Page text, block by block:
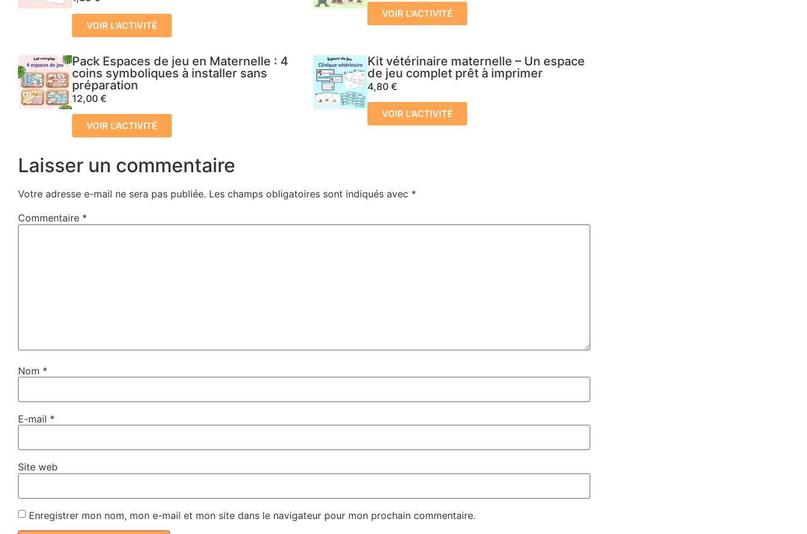
VOIR L'ACTIVITÉ
VOIR L'ACTIVITÉ
Pack Espaces de jeu en Maternelle : 4
coins symboliques à installer sans
préparation
12,00 €
VOIR L'ACTIVITÉ
Kit vétérinaire maternelle – Un espace
de jeu complet prêt à imprimer
4,80 €
VOIR L'ACTIVITÉ
Laisser un commentaire
Votre adresse e-mail ne sera pas publiée. Les champs obligatoires sont indiqués avec *
Commentaire *
Nom *
E-mail *
Site web
Enregistrer mon nom, mon e-mail et mon site dans le navigateur pour mon prochain commentaire.